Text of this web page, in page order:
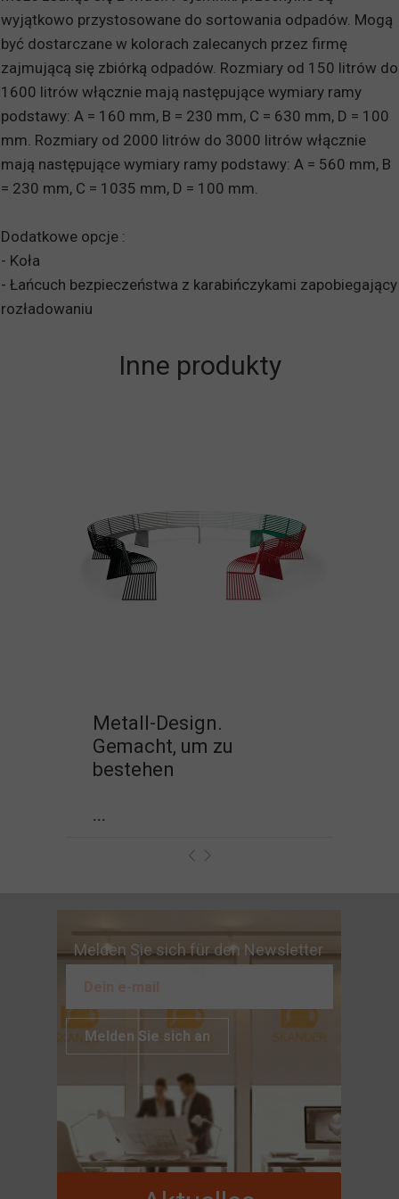
wyjątkowo przystosowane do sortowania odpadów. Mogą
być dostarczane w kolorach zalecanych przez firmę
zajmującą się zbiórką odpadów. Rozmiary od 150 litrów do
1600 litrów włącznie mają następujące wymiary ramy
podstawy: A = 160 mm, B = 230 mm, C = 630 mm, D = 100
mm. Rozmiary od 2000 litrów do 3000 litrów włącznie
mają następujące wymiary ramy podstawy: A = 560 mm, B
= 230 mm, C = 1035 mm, D = 100 mm.
Dodatkowe opcje :
- Koła
- Łańcuch bezpieczeństwa z karabińczykami zapobiegający
rozładowaniu
Inne produkty
Metall-Design.
Gemacht, um zu
bestehen
...
Melden Sie sich für den Newsletter
an
Melden Sie sich an